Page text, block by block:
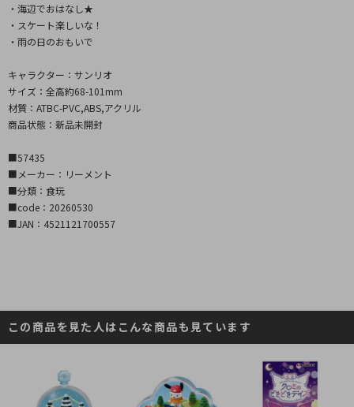
・海辺でおはなし★
・スケート楽しいな！
・雨の日のおもいで
キャラクター：サンリオ
サイズ：全高約68-101mm
材質：ATBC-PVC,ABS,アクリル
商品状態：新品未開封
■57435
■メーカー：リーメント
■分類：食玩
■code：20260530
■JAN：4521121700557
この商品を見た人はこんな商品も見ています